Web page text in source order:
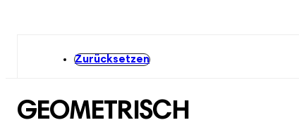
Zurücksetzen
GEOMETRISCH